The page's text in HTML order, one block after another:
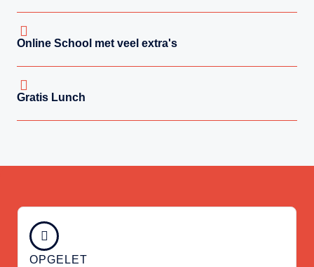
Online School met veel extra's
Gratis Lunch
OPGELET